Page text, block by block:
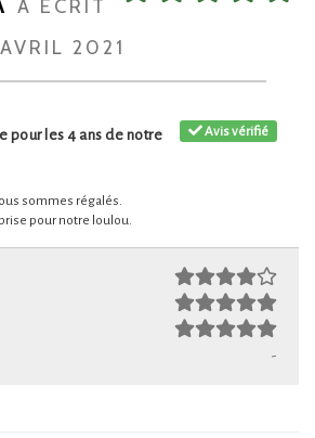
A ÉCRIT
2021
Avis vérifié
pour les 4 ans de notre
sommes régalés.
pour notre loulou.
-